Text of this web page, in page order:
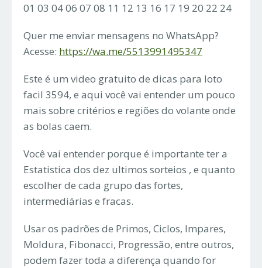
01 03 04 06 07 08 11 12 13 16 17 19 20 22 24
Quer me enviar mensagens no WhatsApp?
Acesse: https://wa.me/5513991495347
Este é um video gratuito de dicas para loto
facil 3594, e aqui você vai entender um pouco
mais sobre critérios e regiões do volante onde
as bolas caem.
Você vai entender porque é importante ter a
Estatistica dos dez ultimos sorteios , e quanto
escolher de cada grupo das fortes,
intermediárias e fracas.
Usar os padrões de Primos, Ciclos, Impares,
Moldura, Fibonacci, Progressão, entre outros,
podem fazer toda a diferença quando for